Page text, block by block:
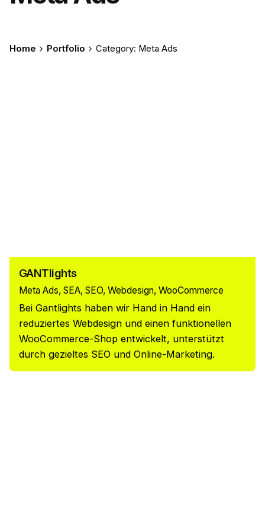
Home Portfolio Category: Meta Ads
GANTlights
Meta Ads SEA SEO Webdesign WooCommerce
Bei Gantlights haben wir Hand in Hand ein
reduziertes Webdesign und einen funktionellen
WooCommerce-Shop entwickelt, unterstützt
durch gezieltes SEO und Online-Marketing.